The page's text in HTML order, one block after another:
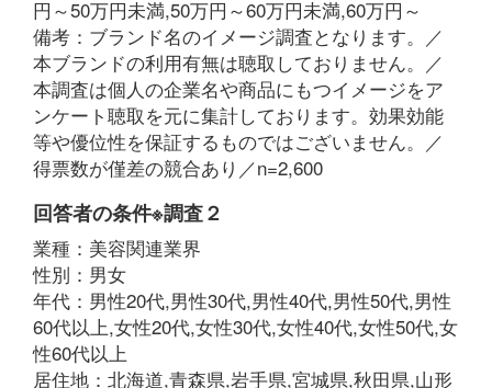
円～50万円未満,50万円～60万円未満,60万円～
備考：ブランド名のイメージ調査となります。／
本ブランドの利用有無は聴取しておりません。／
本調査は個人の企業名や商品にもつイメージをア
ンケート聴取を元に集計しております。効果効能
等や優位性を保証するものではございません。／
得票数が僅差の競合あり／n=2,600
回答者の条件※調査２
業種：美容関連業界
性別：男女
年代：男性20代,男性30代,男性40代,男性50代,男性
60代以上,女性20代,女性30代,女性40代,女性50代,女
性60代以上
居住地：北海道,青森県,岩手県,宮城県,秋田県,山形